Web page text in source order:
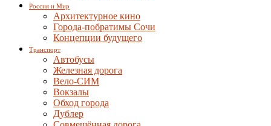
Россия и Мир
Архитектурное кино
Города-побратимы Сочи
Концепции будущего
Транспорт
Автобусы
Железная дорога
Вело-СИМ
Вокзалы
Обход города
Дублер